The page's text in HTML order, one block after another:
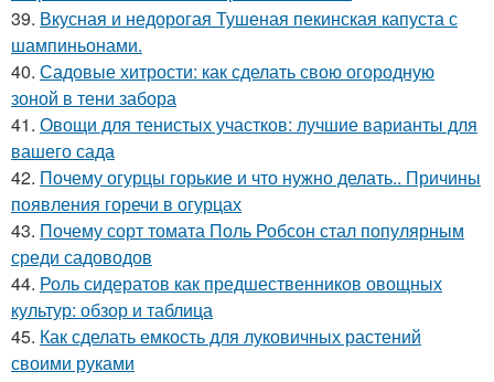
39. Вкусная и недорогая Тушеная пекинская капуста с
шампиньонами.
40. Садовые хитрости: как сделать свою огородную
зоной в тени забора
41. Овощи для тенистых участков: лучшие варианты для
вашего сада
42. Почему огурцы горькие и что нужно делать.. Причины
появления горечи в огурцах
43. Почему сорт томата Поль Робсон стал популярным
среди садоводов
44. Роль сидератов как предшественников овощных
культур: обзор и таблица
45. Как сделать емкость для луковичных растений
своими руками